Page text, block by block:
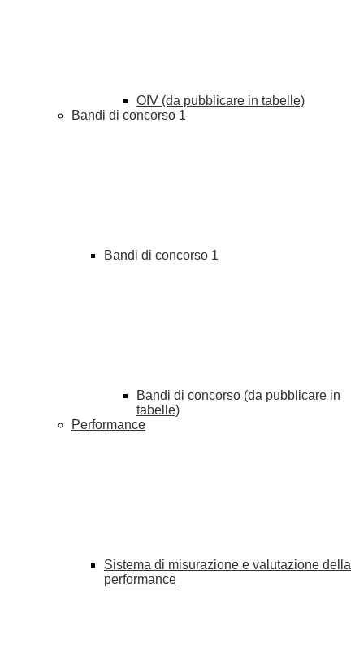
OIV (da pubblicare in tabelle)
Bandi di concorso 1
Bandi di concorso 1
Bandi di concorso (da pubblicare in
tabelle)
Performance
Sistema di misurazione e valutazione della
performance